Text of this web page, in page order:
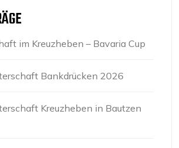
im Kreuzheben – Bavaria Cup
Bankdrücken 2026
Kreuzheben in Bautzen